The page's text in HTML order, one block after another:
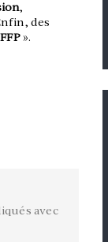
,
des
FFP».
avec